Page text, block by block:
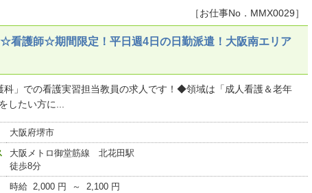
［お仕事No．MMX0029］
☆看護師☆期間限定！平日週4日の日勤派遣！大阪南エリア
」での看護実習担当教員の求人です！◆領域は「成人看護＆老年
したい方に...
大阪府堺市
大阪メトロ御堂筋線 北花田駅
徒歩8分
時給 2,000 円 ～ 2,100 円